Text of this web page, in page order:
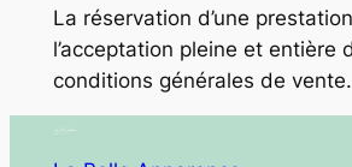
La réservation d’une
l’acceptation pleine et entière
conditions générales de vente.